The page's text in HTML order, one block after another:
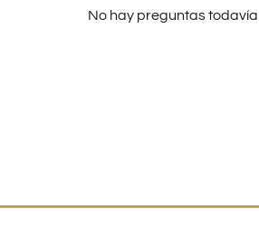
No hay preguntas todavía